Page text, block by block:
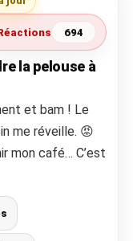
694
la pelouse à
et bam ! Le
me réveille. 😡
mon café… C’est